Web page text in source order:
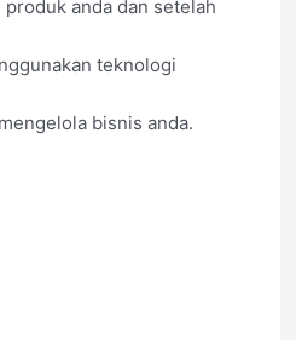
anda dan setelah
teknologi
bisnis anda.